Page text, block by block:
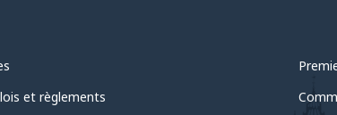
et règlements